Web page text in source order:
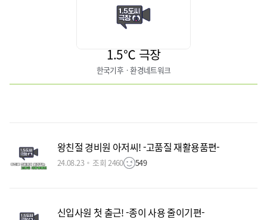
1.5℃ 극장
한국기후ㆍ환경네트워크
왕친절 경비원 아저씨! -고품질 재활용품편-
24.08.23 조회 2460 549
신입사원 첫 출근! -종이 사용 줄이기편-